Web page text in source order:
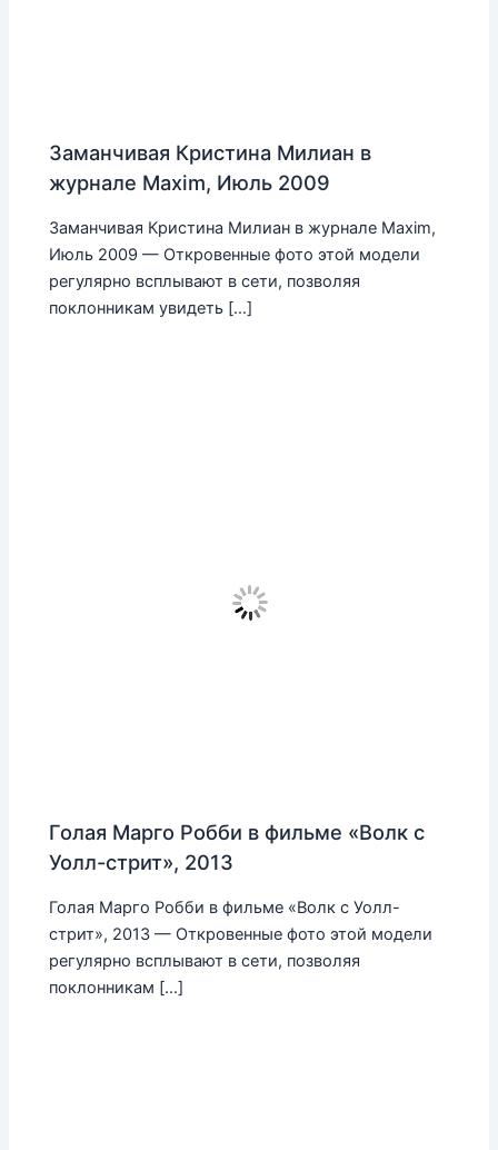
Заманчивая Кристина Милиан в
журнале Maxim, Июль 2009
Заманчивая Кристина Милиан в журнале Maxim,
Июль 2009 — Откровенные фото этой модели
регулярно всплывают в сети, позволяя
поклонникам увидеть […]
Голая Марго Робби в фильме «Волк с
Уолл-стрит», 2013
Голая Марго Робби в фильме «Волк с Уолл-
стрит», 2013 — Откровенные фото этой модели
регулярно всплывают в сети, позволяя
поклонникам […]